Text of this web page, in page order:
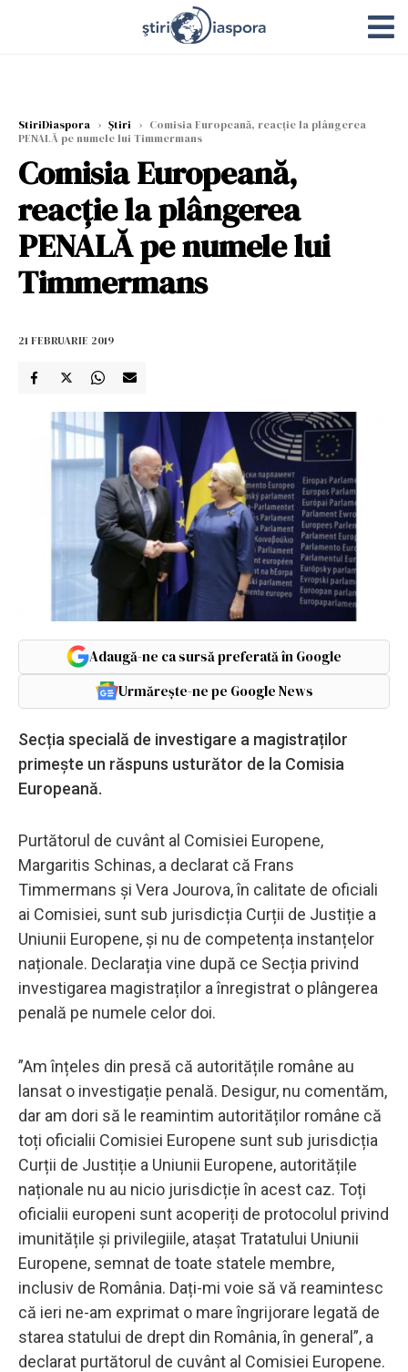
StiriDiaspora › Știri › Comisia Europeană, reacție la plângerea
PENALĂ pe numele lui Timmermans
Comisia Europeană,
reacție la plângerea
PENALĂ pe numele lui
Timmermans
21 FEBRUARIE 2019
Adaugă-ne ca sursă preferată în Google
Urmărește-ne pe Google News
Secția specială de investigare a magistraților
primește un răspuns usturător de la Comisia
Europeană.
Purtătorul de cuvânt al Comisiei Europene,
Margaritis Schinas, a declarat că Frans
Timmermans și Vera Jourova, în calitate de oficiali
ai Comisiei, sunt sub jurisdicția Curții de Justiție a
Uniunii Europene, și nu de competența instanțelor
naționale. Declarația vine după ce Secția privind
investigarea magistraților a înregistrat o plângerea
penală pe numele celor doi.
”Am înțeles din presă că autoritățile române au
lansat o investigație penală. Desigur, nu comentăm,
dar am dori să le reamintim autorităților române că
toți oficialii Comisiei Europene sunt sub jurisdicția
Curții de Justiție a Uniunii Europene, autoritățile
naționale nu au nicio jurisdicție în acest caz. Toți
oficialii europeni sunt acoperiți de protocolul privind
imunitățile și privilegiile, atașat Tratatului Uniunii
Europene, semnat de toate statele membre,
inclusiv de România. Dați-mi voie să vă reamintesc
că ieri ne-am exprimat o mare îngrijorare legată de
starea statului de drept din România, în general”, a
declarat purtătorul de cuvânt al Comisiei Europene.